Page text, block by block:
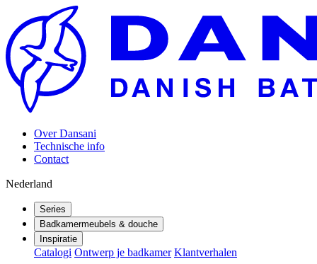
Over Dansani
Technische info
Contact
Nederland
Series
Badkamermeubels & douche
Inspiratie
Catalogi Ontwerp je badkamer Klantverhalen